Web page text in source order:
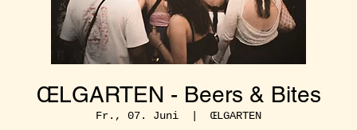
ŒLGARTEN - Beers & Bites
Fr., 07. Juni
  |
ŒLGARTEN